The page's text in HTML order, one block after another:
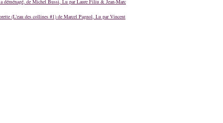
déménagé, de Michel Bussi, Lu par Laure Filiu & Jean-Marc
(L'eau des collines #1) de Marcel Pagnol, Lu par Vincent